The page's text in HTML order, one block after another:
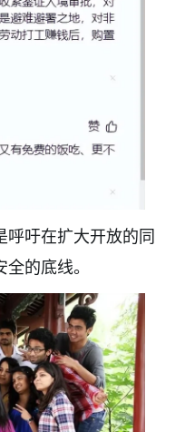
呼吁在扩大开放的同
的底线。